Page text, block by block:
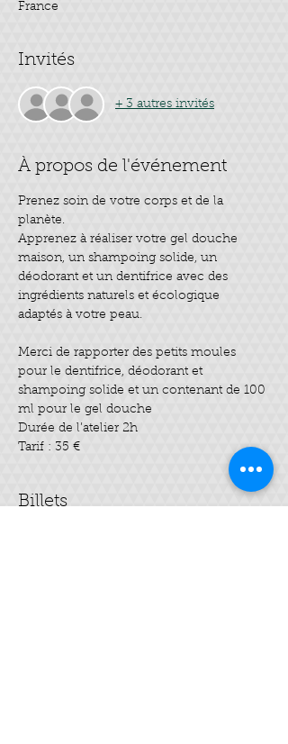
France
Invités
+ 3 autres invités
À propos de l'événement
Prenez soin de votre corps et de la
Apprenez à réaliser votre gel douche
maison, un shampoing solide, un
déodorant et un dentifrice avec des
ingrédients naturels et écologique
Merci de rapporter des petits moules
pour le dentifrice, déodorant et
shampoing solide et un contenant de 100
ml pour le gel douche
Tarif : 35 €
Billets